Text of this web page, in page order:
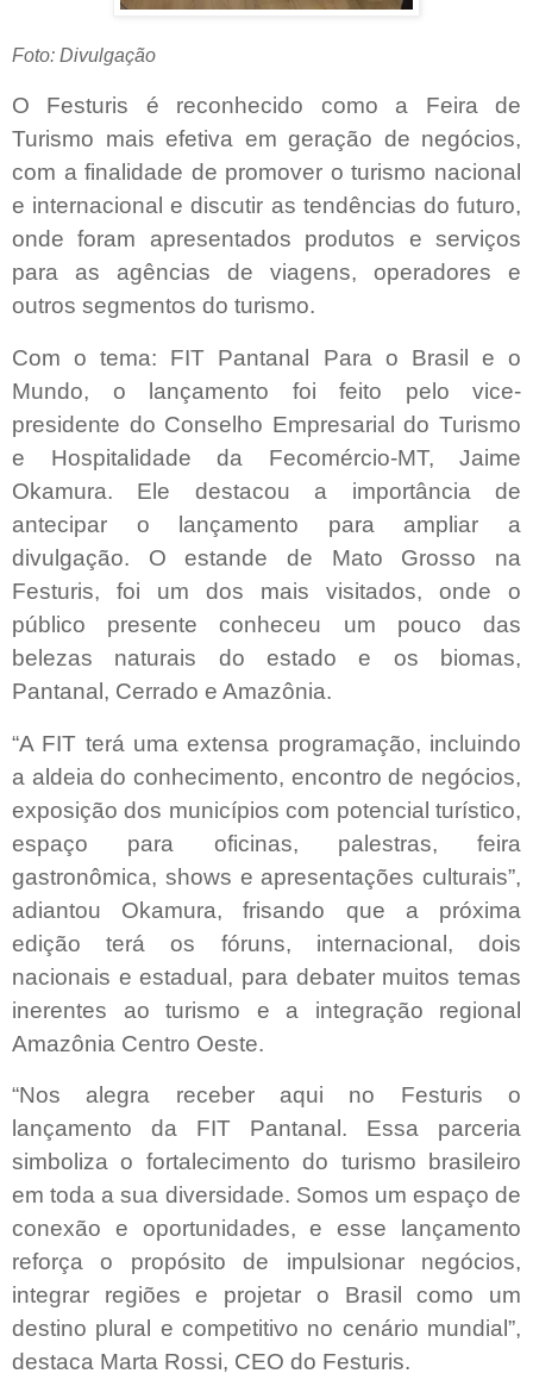
Foto: Divulgação
O Festuris é reconhecido como a Feira de
Turismo mais efetiva em geração de negócios,
com a finalidade de promover o turismo nacional
e internacional e discutir as tendências do futuro,
onde foram apresentados produtos e serviços
para as agências de viagens, operadores e
outros segmentos do turismo.
Com o tema: FIT Pantanal Para o Brasil e o
Mundo, o lançamento foi feito pelo vice-
presidente do Conselho Empresarial do Turismo
e Hospitalidade da Fecomércio-MT, Jaime
Okamura. Ele destacou a importância de
antecipar o lançamento para ampliar a
divulgação. O estande de Mato Grosso na
Festuris, foi um dos mais visitados, onde o
público presente conheceu um pouco das
belezas naturais do estado e os biomas,
Pantanal, Cerrado e Amazônia.
“A FIT terá uma extensa programação, incluindo
a aldeia do conhecimento, encontro de negócios,
exposição dos municípios com potencial turístico,
espaço para oficinas, palestras, feira
gastronômica, shows e apresentações culturais”,
adiantou Okamura, frisando que a próxima
edição terá os fóruns, internacional, dois
nacionais e estadual, para debater muitos temas
inerentes ao turismo e a integração regional
Amazônia Centro Oeste.
“Nos alegra receber aqui no Festuris o
lançamento da FIT Pantanal. Essa parceria
simboliza o fortalecimento do turismo brasileiro
em toda a sua diversidade. Somos um espaço de
conexão e oportunidades, e esse lançamento
reforça o propósito de impulsionar negócios,
integrar regiões e projetar o Brasil como um
destino plural e competitivo no cenário mundial”,
destaca Marta Rossi, CEO do Festuris.